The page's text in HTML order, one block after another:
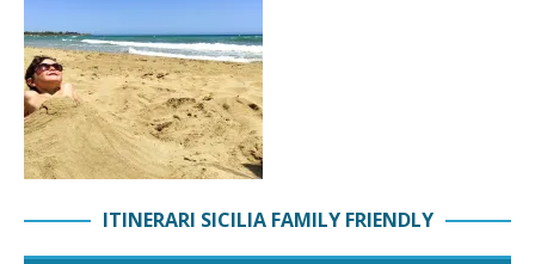
ITINERARI SICILIA FAMILY FRIENDLY